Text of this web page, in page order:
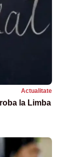
Actualitate
la Limba